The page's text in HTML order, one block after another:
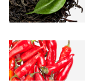
Åkesson's